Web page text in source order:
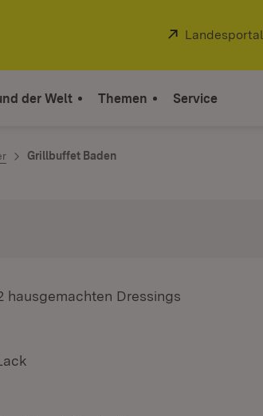
Extern:
Landesportal
der Welt Themen Service
Grillbuffet Baden
hausgemachten Dressings